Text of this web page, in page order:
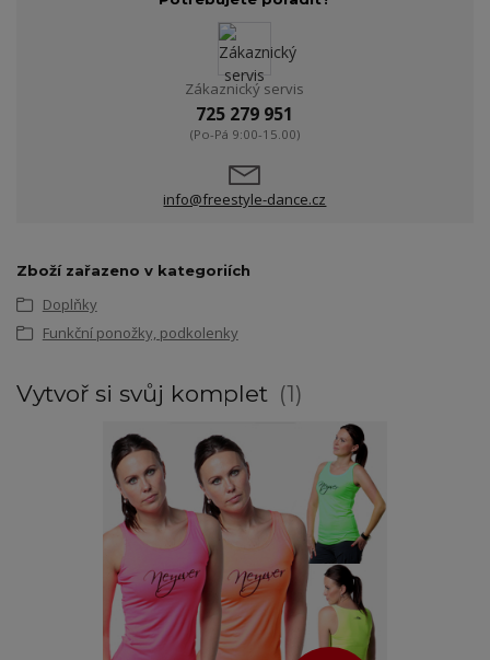
Zákaznický servis
725 279 951
(Po-Pá 9:00-15.00)
info@freestyle-dance.cz
Zboží zařazeno v kategoriích
Doplňky
Funkční ponožky, podkolenky
Vytvoř si svůj komplet 1